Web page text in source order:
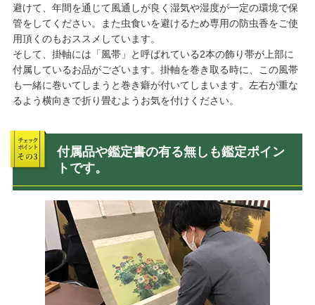
避けて、年間を通じて風通しが良く湿気や湿度が一定の環境で保
管をしてください。また虫食いを避けるため専用の防虫香をご使
用頂くのもおススメしています。
そして、掛軸には「風帯」と呼ばれている2本の飾り帯が上部に
付属しているお品がございます。掛軸を巻き取る時に、この風帯
も一緒に巻いてしまうと巻き癖が付いてしまいます。左右が重な
るよう横向きで折り畳むようお気を付けください。
付属品や鑑定書の有る無しも鑑定ポイン
トです。